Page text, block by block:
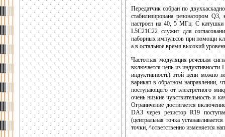
Передатчик собран по
стабилизирована резонатором
настроен на 40, 5 МГц. С катушки
L5C21C22 служит для
наборных импульсов при помощи
а в остальное время высокий
Частотная модуляция речевым
включается цепь из индуктивности
индуктивность) этой цепи можно
варикап в обратном направлении,
поступающего от электретного
очень низкие чувствительность и
Ограничение достигается
DA3 через резистор R19
(центральная точка
точки, ^ответственно изменяется